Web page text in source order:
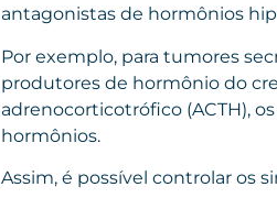
antagonistas de hormônios
Por exemplo, para tumores
produtores de hormônio do
adrenocorticotrófico (ACTH),
hormônios.
Assim, é possível controlar os